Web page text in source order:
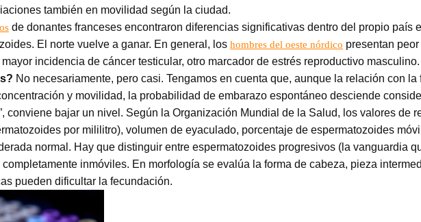
también en movilidad según la ciudad.
de donantes franceses encontraron diferencias significativas dentro del propio país
El norte vuelve a ganar. En general, los hombres del oeste nórdico presentan
incidencia de cáncer testicular, otro marcador de estrés reproductivo masculino.
No necesariamente, pero casi. Tengamos en cuenta que, aunque la relación con la
y movilidad, la probabilidad de embarazo espontáneo desciende
conviene bajar un nivel. Según la Organización Mundial de la Salud, los valores de
por mililitro), volumen de eyaculado, porcentaje de espermatozoides
normal. Hay que distinguir entre espermatozoides progresivos (la vanguardia
inmóviles. En morfología se evalúa la forma de cabeza, pieza
pueden dificultar la fecundación.